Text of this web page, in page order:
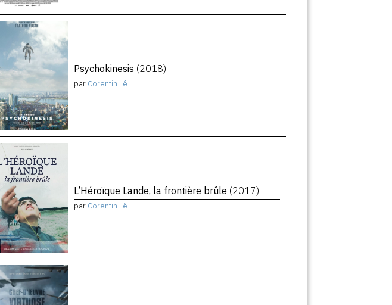
Psychokinesis (2018)
par Corentin Lê
L’Héroïque Lande, la frontière brûle (2017)
par Corentin Lê